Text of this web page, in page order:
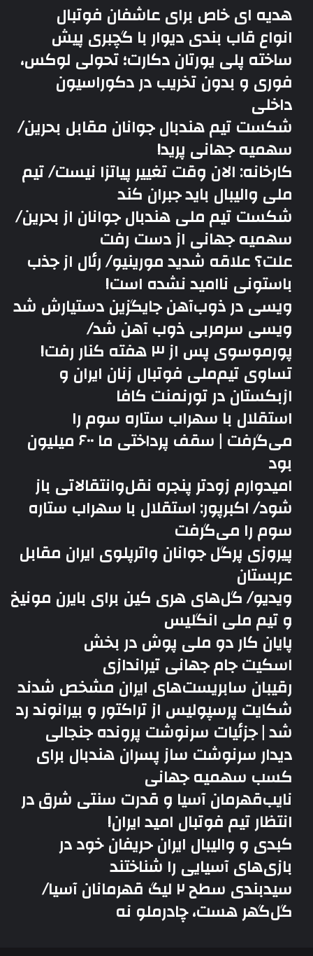
هدیه ای خاص برای عاشفان فوتبال
انواع قاب بندی دیوار با گچبری پیش
ساخته پلی یورتان دکارت؛ تحولی لوکس،
فوری و بدون تخریب در دکوراسیون
داخلی
شکست تیم هندبال جوانان مقابل بحرین/
سهمیه جهانی پرید!
کارخانه: الان وقت تغییر پیاتزا نیست/ تیم
ملی والیبال باید جبران کند
شکست تیم ملی هندبال جوانان از بحرین/
سهمیه جهانی از دست رفت
علت؟ علاقه شدید مورینیو/ رئال از جذب
باستونی ناامید نشده است!
ویسی در ذوب‌آهن جایگزین دستیارش شد
ویسی سرمربی ذوب آهن شد/
پورموسوی پس از ۳ هفته کنار رفت!
تساوی تیم‌ملی فوتبال زنان ایران و
ازبکستان در تورنمنت کافا
استقلال با سهراب ستاره سوم را
می‌گرفت | سقف پرداختی ما ۶۰۰ میلیون
بود
امیدوارم زودتر پنجره نقل‌وانتقالاتی باز
شود/ اکبرپور: استقلال با سهراب ستاره
سوم را می‌گرفت
پیروزی پرگل جوانان واترپلوی ایران مقابل
عربستان
ویدیو/ گل‌های هری‌ کین برای بایرن مونیخ
و تیم ملی انگلیس
پایان کار دو ملی پوش در بخش
اسکیت جام جهانی تیراندازی
رقیبان سابریست‌های ایران مشخص شدند
شکایت پرسپولیس از تراکتور و بیرانوند رد
شد | جزئیات سرنوشت پرونده جنجالی
دیدار سرنوشت ساز پسران هندبال برای
کسب سهمیه جهانی
نایب‌قهرمان آسیا و قدرت سنتی شرق در
انتظار تیم فوتبال امید ایران!
کبدی و والیبال ایران حریفان خود در
بازی‌های آسیایی را شناختند
سیدبندی سطح ۲ لیگ قهرمانان آسیا/
گل‌گهر هست، چادرملو نه